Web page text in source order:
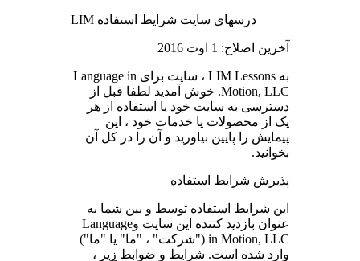
LIM درسهای سایت شرایط استفاده
آخرین اصلاح: 1 اوت 2016
به LIM Lessons ، سایت برای Language in
Motion, LLC. خوش آمدید لطفا قبل از
دسترسی به سایت خود یا استفاده از هر
یک از محصولات یا خدمات خود ، این
پیمایش را پایین بیاورید و آن را در کل آن
بخوانید.
پذیرش شرایط استفاده
این شرایط استفاده توسط و بین شما به
عنوان بازدید کننده این سایت وLanguage
in Motion, LLC ("شرکت" ، "ما" یا "ما")
وارد شده است. شرایط و ضوابط زیر ،